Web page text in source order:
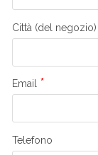
Città (del negozio)
Email *
Telefono